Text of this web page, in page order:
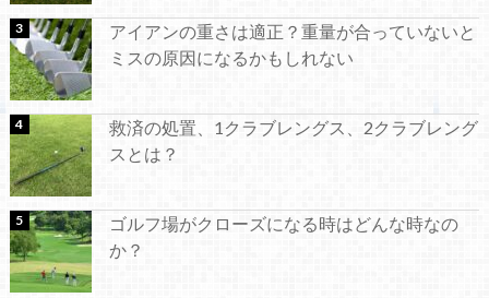
アイアンの重さは適正？重量が合っていないと
ミスの原因になるかもしれない
救済の処置、1クラブレングス、2クラブレング
スとは？
ゴルフ場がクローズになる時はどんな時なの
か？